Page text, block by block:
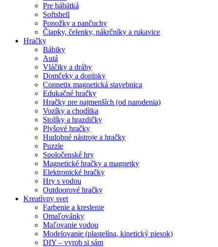
Pre bábätká
Softshell
Ponožky a pančuchy
Čiapky, čelenky, nákrčníky a rukavice
Hračky
Bábiky
Autá
Vláčiky a dráhy
Domčeky a doplnky
Connetix magnetická stavebnica
Edukačné hračky
Hračky pre najmenších (od narodenia)
Vozíky a chodítka
Stolíky a hrazdičky
Plyšové hračky
Hudobné nástroje a hračky
Puzzle
Spoločenské hry
Magnetické hračky a magnetky
Elektronické hračky
Hry s vodou
Outdoorové hračky
Kreatívny svet
Farbenie a kreslenie
Omaľovánky
Maľovanie vodou
Modelovanie (plastelína, kinetický piesok)
DIY – vyrob si sám